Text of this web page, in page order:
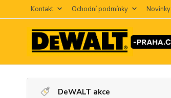
Kontakt Ochodní podmínky Novinky
DeWALT akce